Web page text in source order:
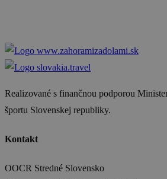
Realizované s finančnou podporou
športu Slovenskej republiky.
Kontakt
OOCR Stredné Slovensko